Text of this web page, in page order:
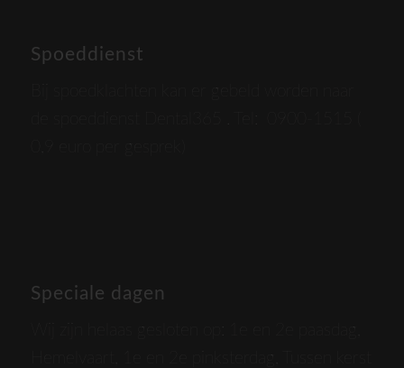
Spoeddienst
Bij spoedklachten kan er gebeld worden naar
0,9 euro per gesprek)
Speciale dagen
Wij zijn helaas gesloten op: 1e en 2e paasdag,
Hemelvaart, 1e en 2e pinksterdag, Tussen kerst